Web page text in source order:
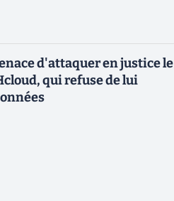
d'attaquer en justice le
qui refuse de lui